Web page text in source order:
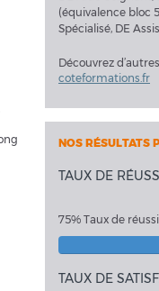
(équivalence bloc
Spécialisé, DE
Découvrez
coteformations.fr
NOS RÉSULTATS
TAUX DE
75% Taux de
TAUX DE